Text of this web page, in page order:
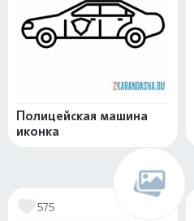
Полицейская машина
иконка
575